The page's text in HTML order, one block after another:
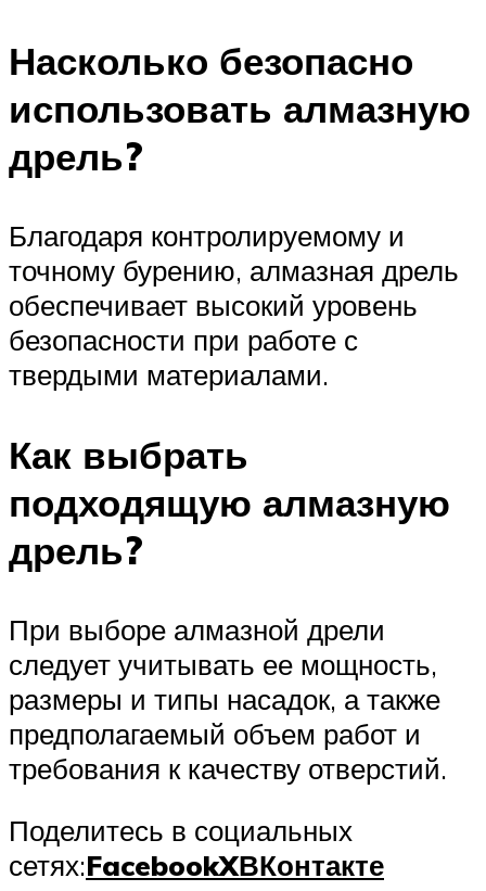
Насколько безопасно
использовать алмазную
дрель?
Благодаря контролируемому и
точному бурению, алмазная дрель
обеспечивает высокий уровень
безопасности при работе с
твердыми материалами.
Как выбрать
подходящую алмазную
дрель?
При выборе алмазной дрели
следует учитывать ее мощность,
размеры и типы насадок, а также
предполагаемый объем работ и
требования к качеству отверстий.
Поделитесь в социальных
сетях:FacebookXВКонтакте